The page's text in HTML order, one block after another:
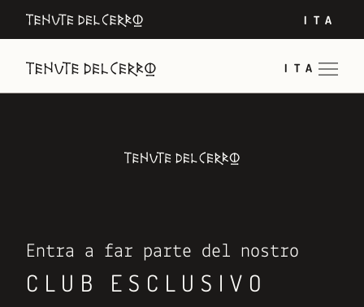
ITA
ITA
Entra a far parte del nostro
CLUB ESCLUSIVO